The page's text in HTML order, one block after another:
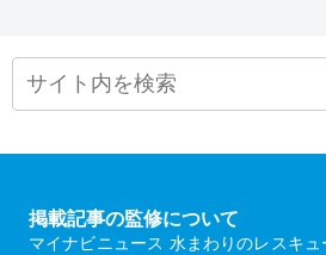
掲載記事の監修について
マイナビニュース 水まわりのレスキ